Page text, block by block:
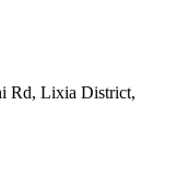
Rd, Lixia District,